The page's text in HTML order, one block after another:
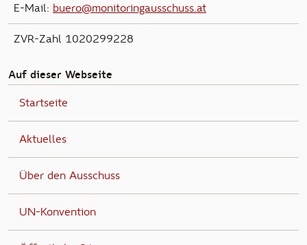
E-Mail: buero@monitoringausschuss.at
ZVR-Zahl 1020299228
Auf dieser Webseite
Startseite
Aktuelles
Über den Ausschuss
UN-Konvention